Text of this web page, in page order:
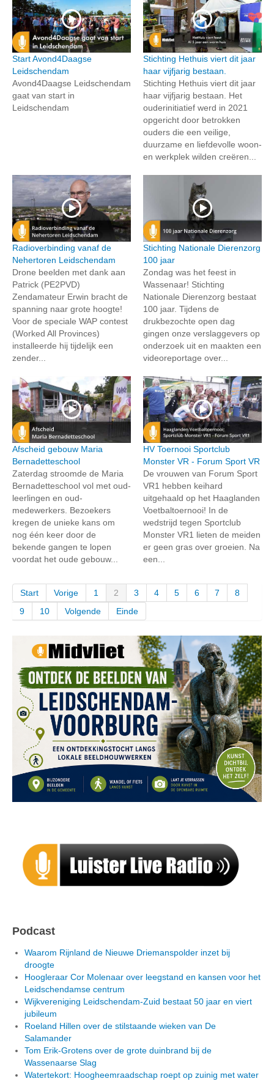
Start Avond4Daagse
Leidschendam
Avond4Daagse Leidschendam
gaat van start in
Leidschendam
Stichting Hethuis viert dit jaar
haar vijfjarig bestaan.
Stichting Hethuis viert dit jaar
haar vijfjarig bestaan. Het
ouderinitiatief werd in 2021
opgericht door betrokken
ouders die een veilige,
duurzame en liefdevolle woon-
en werkplek wilden creëren...
Radioverbinding vanaf de
Nehertoren Leidschendam
Drone beelden met dank aan
Patrick (PE2PVD)
Zendamateur Erwin bracht de
spanning naar grote hoogte!
Voor de speciale WAP contest
(Worked All Provinces)
installeerde hij tijdelijk een
zender...
Stichting Nationale Dierenzorg
100 jaar
Zondag was het feest in
Wassenaar! Stichting
Nationale Dierenzorg bestaat
100 jaar. Tijdens de
drukbezochte open dag
gingen onze verslaggevers op
onderzoek uit en maakten een
videoreportage over...
Afscheid gebouw Maria
Bernadetteschool
Zaterdag stroomde de Maria
Bernadetteschool vol met oud-
leerlingen en oud-
medewerkers. Bezoekers
kregen de unieke kans om
nog één keer door de
bekende gangen te lopen
voordat het oude gebouw...
HV Toernooi Sportclub
Monster VR - Forum Sport VR
De vrouwen van Forum Sport
VR1 hebben keihard
uitgehaald op het Haaglanden
Voetbaltoernooi! In de
wedstrijd tegen Sportclub
Monster VR1 lieten de meiden
er geen gras over groeien. Na
een...
Start Vorige 1 2 3 4 5 6 7
8
9
10 Volgende Einde
Podcast
Waarom Rijnland de Nieuwe Driemanspolder inzet bij
droogte
Hoogleraar Cor Molenaar over leegstand en kansen voor het
Leidschendamse centrum
Wijkvereniging Leidschendam-Zuid bestaat 50 jaar en viert
jubileum
Roeland Hillen over de stilstaande wieken van De
Salamander
Tom Erik-Grotens over de grote duinbrand bij de
Wassenaarse Slag
Watertekort: Hoogheemraadschap roept op zuinig met water